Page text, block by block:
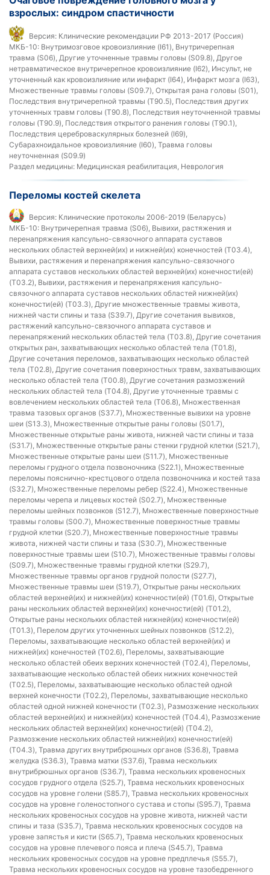
взрослых: синдром спастичности
Версия: Клинические рекомендации РФ 2013-2017 (Россия)
МКБ-10: Внутримозговое кровоизлияние (I61), Внутричерепная
травма (S06), Другие уточненные травмы головы (S09.8), Другое
нетравматическое внутричерепное кровоизлияние (I62), Инсульт, не
уточненный как кровоизлияние или инфаркт (I64), Инфаркт мозга (I63),
Множественные травмы головы (S09.7), Открытая рана головы (S01),
Последствия внутричерепной травмы (T90.5), Последствия других
уточненных травм головы (T90.8), Последствия неуточненной травмы
головы (T90.9), Последствия открытого ранения головы (T90.1),
Последствия цереброваскулярных болезней (I69),
Субарахноидальное кровоизлияние (I60), Травма головы
неуточненная (S09.9)
Раздел медицины: Медицинская реабилитация, Неврология
Переломы костей скелета
Версия: Клинические протоколы 2006-2019 (Беларусь)
МКБ-10: Внутричерепная травма (S06), Вывихи, растяжения и
перенапряжения капсульно-связочного аппарата суставов
нескольких областей верхней(их) и нижней(их) конечностей (T03.4),
Вывихи, растяжения и перенапряжения капсульно-связочного
аппарата суставов нескольких областей верхней(их) конечности(ей)
(T03.2), Вывихи, растяжения и перенапряжения капсульно-
связочного аппарата суставов нескольких областей нижней(их)
конечности(ей) (T03.3), Другие множественные травмы живота,
нижней части спины и таза (S39.7), Другие сочетания вывихов,
растяжений капсульно-связочного аппарата суставов и
перенапряжений нескольких областей тела (T03.8), Другие сочетания
открытых ран, захватывающих несколько областей тела (T01.8),
Другие сочетания переломов, захватывающих несколько областей
тела (T02.8), Другие сочетания поверхностных травм, захватывающих
несколько областей тела (T00.8), Другие сочетания размозжений
нескольких областей тела (T04.8), Другие уточненные травмы с
вовлечением нескольких областей тела (T06.8), Множественная
травма тазовых органов (S37.7), Множественные вывихи на уровне
шеи (S13.3), Множественные открытые раны головы (S01.7),
Множественные открытые раны живота, нижней части спины и таза
(S31.7), Множественные открытые раны стенки грудной клетки (S21.7),
Множественные открытые раны шеи (S11.7), Множественные
переломы грудного отдела позвоночника (S22.1), Множественные
переломы пояснично-крестцового отдела позвоночника и костей таза
(S32.7), Множественные переломы ребер (S22.4), Множественные
переломы черепа и лицевых костей (S02.7), Множественные
переломы шейных позвонков (S12.7), Множественные поверхностные
травмы головы (S00.7), Множественные поверхностные травмы
грудной клетки (S20.7), Множественные поверхностные травмы
живота, нижней части спины и таза (S30.7), Множественные
поверхностные травмы шеи (S10.7), Множественные травмы головы
(S09.7), Множественные травмы грудной клетки (S29.7),
Множественные травмы органов грудной полости (S27.7),
Множественные травмы шеи (S19.7), Открытые раны нескольких
областей верхней(их) и нижней(их) конечности(ей) (T01.6), Открытые
раны нескольких областей верхней(их) конечности(ей) (T01.2),
Открытые раны нескольких областей нижней(их) конечности(ей)
(T01.3), Перелом других уточненных шейных позвонков (S12.2),
Переломы, захватывающие несколько областей верхней(их) и
нижней(их) конечностей (T02.6), Переломы, захватывающие
несколько областей обеих верхних конечностей (T02.4), Переломы,
захватывающие несколько областей обеих нижних конечностей
(T02.5), Переломы, захватывающие несколько областей одной
верхней конечности (T02.2), Переломы, захватывающие несколько
областей одной нижней конечности (T02.3), Размозжение нескольких
областей верхней(их) и нижней(их) конечностей (T04.4), Размозжение
нескольких областей верхней(их) конечности(ей) (T04.2),
Размозжение нескольких областей нижней(их) конечности(ей)
(T04.3), Травма других внутрибрюшных органов (S36.8), Травма
желудка (S36.3), Травма матки (S37.6), Травма нескольких
внутрибрюшных органов (S36.7), Травма нескольких кровеносных
сосудов грудного отдела (S25.7), Травма нескольких кровеносных
сосудов на уровне голени (S85.7), Травма нескольких кровеносных
сосудов на уровне голеностопного сустава и стопы (S95.7), Травма
нескольких кровеносных сосудов на уровне живота, нижней части
спины и таза (S35.7), Травма нескольких кровеносных сосудов на
уровне запястья и кисти (S65.7), Травма нескольких кровеносных
сосудов на уровне плечевого пояса и плеча (S45.7), Травма
нескольких кровеносных сосудов на уровне предплечья (S55.7),
Травма нескольких кровеносных сосудов на уровне тазобедренного